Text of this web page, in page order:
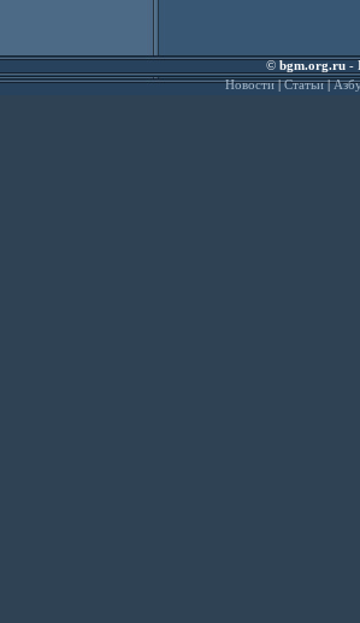
©bgm.org.ru-
Новости|Статьи|